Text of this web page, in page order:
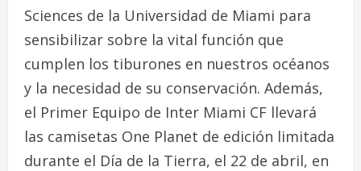
Sciences de la Universidad de Miami para
sensibilizar sobre la vital función que
cumplen los tiburones en nuestros océanos
y la necesidad de su conservación. Además,
el Primer Equipo de Inter Miami CF llevará
las camisetas One Planet de edición limitada
durante el Día de la Tierra, el 22 de abril, en